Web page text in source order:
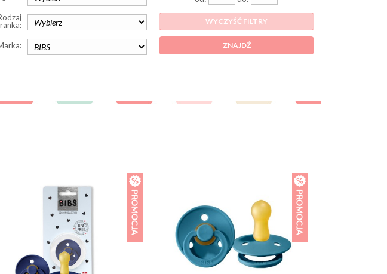
WYCZYŚĆ FILTRY
ZNAJDŹ